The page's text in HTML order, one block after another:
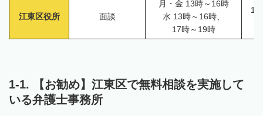
江東区役所 面談
月・金 13時～16時
水 13時～16時、
17時～19時
1
1-1. 【お勧め】江東区で無料相談を実施して
いる弁護士事務所